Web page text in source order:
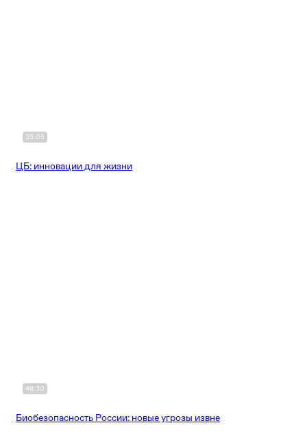
35:05
ЦБ: инновации для жизни
46:30
Биобезопасность России: новые угрозы извне